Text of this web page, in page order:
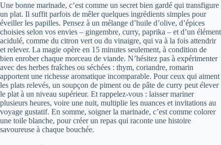
Une bonne marinade, c’est comme un secret bien gardé qui transfigure
un plat. Il suffit parfois de mêler quelques ingrédients simples pour
éveiller les papilles. Pensez à un mélange d’huile d’olive, d’épices
choisies selon vos envies – gingembre, curry, paprika – et d’un élément
acidulé, comme du citron vert ou du vinaigre, qui va à la fois attendrir
et relever. La magie opère en 15 minutes seulement, à condition de
bien enrober chaque morceau de viande. N’hésitez pas à expérimenter
avec des herbes fraîches ou séchées : thym, coriandre, romarin
apportent une richesse aromatique incomparable. Pour ceux qui aiment
les plats relevés, un soupçon de piment ou de pâte de curry peut élever
le plat à un niveau supérieur. Et rappelez-vous : laisser mariner
plusieurs heures, voire une nuit, multiplie les nuances et invitations au
voyage gustatif. En somme, soigner la marinade, c’est comme colorer
une toile blanche, pour créer un repas qui raconte une histoire
savoureuse à chaque bouchée.